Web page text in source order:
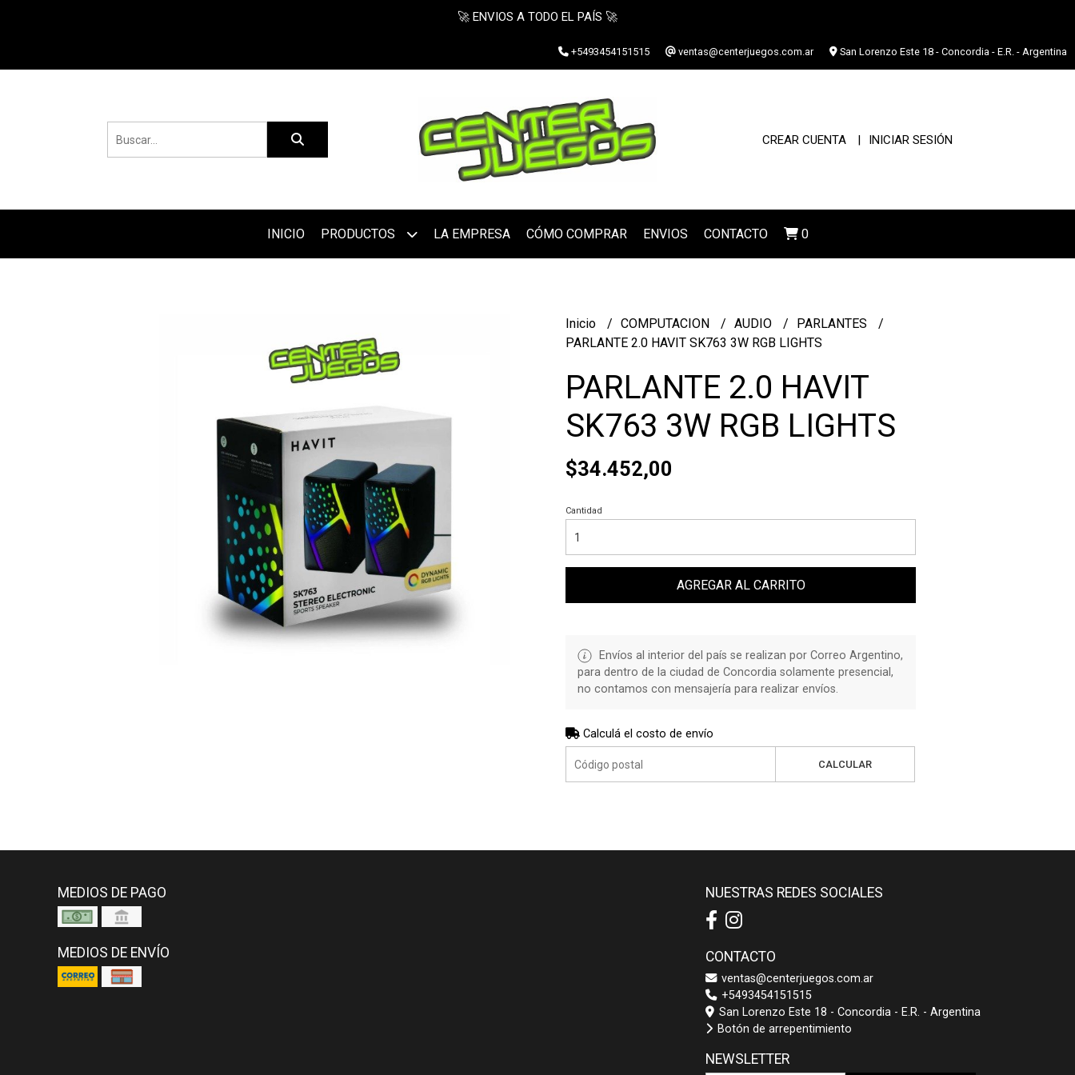
🚀 ENVIOS A TODO EL PAÍS 🚀
+5493454151515 ventas@centerjuegos.com.ar San Lorenzo Este 18 - Concordia - E.R. - Argentina
CREAR CUENTA INICIAR SESIÓN
INICIO PRODUCTOS LA EMPRESA CÓMO COMPRAR ENVIOS CONTACTO 0
Inicio COMPUTACION AUDIO
PARLANTES
PARLANTE 2.0 HAVIT SK763 3W RGB LIGHTS
PARLANTE 2.0 HAVIT
SK763 3W RGB LIGHTS
$34.452,00
Cantidad
AGREGAR AL CARRITO
Envíos al interior del país se realizan por Correo Argentino,
para dentro de la ciudad de Concordia solamente presencial,
no contamos con mensajería para realizar envíos.
Calculá el costo de envío
CALCULAR
MEDIOS DE PAGO
MEDIOS DE ENVÍO
NUESTRAS REDES SOCIALES
CONTACTO
ventas@centerjuegos.com.ar
+5493454151515
San Lorenzo Este 18 - Concordia - E.R. - Argentina
Botón de arrepentimiento
NEWSLETTER